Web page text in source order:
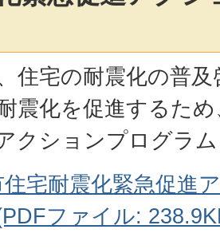
住宅の耐震化の普及
震化を促進するた
クションプログラ
宅耐震化緊急促進
ファイル: